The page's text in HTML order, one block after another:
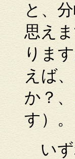
と、
思え
りま
えば
か？
す）。
いず